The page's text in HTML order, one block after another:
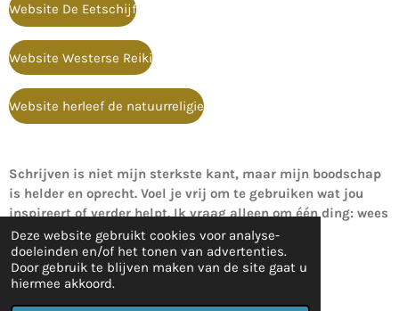
Deze website gebruikt cookies voor analyse-
doeleinden en/of het tonen van advertenties.
Door gebruik te blijven maken van de site gaat u
hiermee akkoord.
Website De Eetschijf
Website Westerse Reiki
Website herleef de natuurreligie
Schrijven is niet mijn sterkste kant, maar mijn boodschap
is helder en oprecht. Voel je vrij om te gebruiken wat jou
inspireert of verder helpt. Ik vraag alleen om één ding: wees
zo eerlijk om de bron te vermelden.
Contact